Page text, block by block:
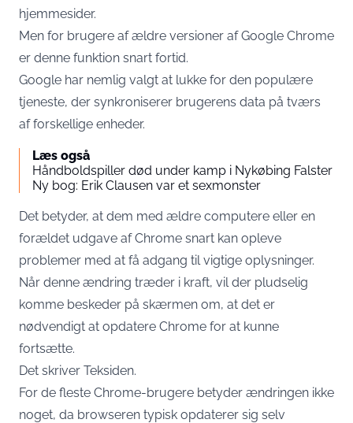
hjemmesider.
Men for brugere af ældre versioner af Google Chrome
er denne funktion snart fortid.
Google har nemlig valgt at lukke for den populære
tjeneste, der synkroniserer brugerens data på tværs
af forskellige enheder.
Læs også
Håndboldspiller død under kamp i Nykøbing Falster
Ny bog: Erik Clausen var et sexmonster
Det betyder, at dem med ældre computere eller en
forældet udgave af Chrome snart kan opleve
problemer med at få adgang til vigtige oplysninger.
Når denne ændring træder i kraft, vil der pludselig
komme beskeder på skærmen om, at det er
nødvendigt at opdatere Chrome for at kunne
fortsætte.
Det skriver Teksiden.
For de fleste Chrome-brugere betyder ændringen ikke
noget, da browseren typisk opdaterer sig selv